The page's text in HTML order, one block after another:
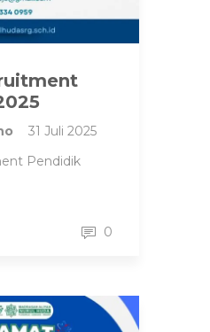
31 Juli 2025
Pendidik
0